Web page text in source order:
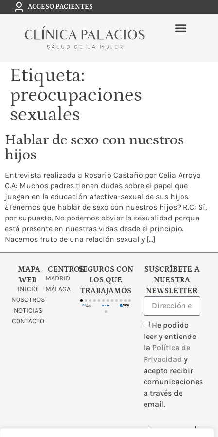
ACCESO PACIENTES
Etiqueta:
preocupaciones
sexuales
Hablar de sexo con nuestros
hijos
Entrevista realizada a Rosario Castaño por Celia Arroyo
C.A: Muchos padres tienen dudas sobre el papel que
juegan en la educación afectiva-sexual de sus hijos.
¿Tenemos que hablar de sexo con nuestros hijos? R.C: Sí,
por supuesto. No podemos obviar la sexualidad porque
está presente en nuestras vidas desde el principio.
Nacemos fruto de una relación sexual y […]
MAPA
WEB
INICIO
NOSOTROS
NOTICIAS
CONTACTO
CENTROS
MADRID
MÁLAGA
SEGUROS CON
LOS QUE
TRABAJAMOS
SUSCRÍBETE A
NUESTRA
NEWSLETTER
He podido
leer y entiendo
la Política de
Privacidad y
acepto recibir
comunicaciones
a través de
email.